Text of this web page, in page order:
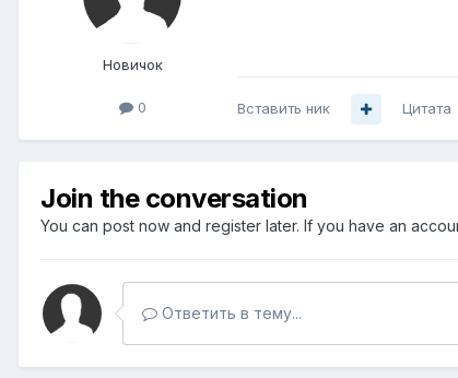
Новичок
0 Вставить ник Цитата
Join the conversation
You can post now and register later. If you have an
Ответить в тему...